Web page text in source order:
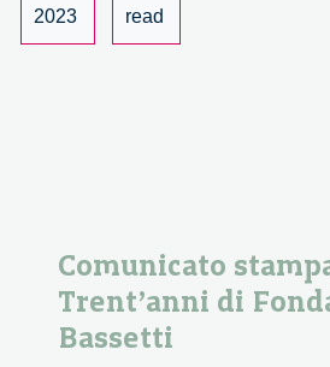
2023
read
Comunicato
Trent’anni di
Bassetti